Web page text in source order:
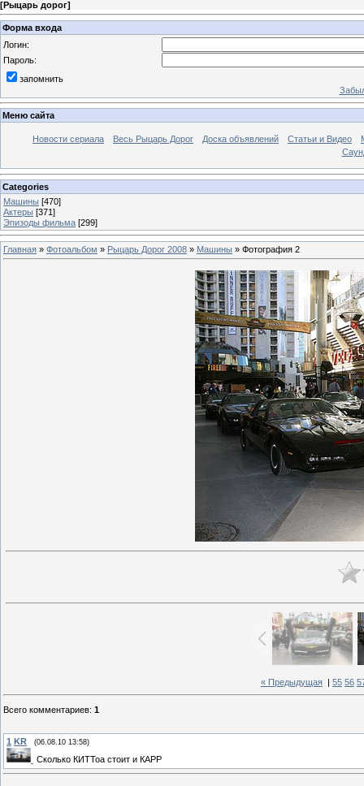
[Рыцарь дорог]
Форма входа
Логин:
Пароль:
запомнить
Меню сайта
Новости сериала Весь Рыцарь Дорог Доска объявлений Статьи и Видео
Categories
Машины [470]
Актеры [371]
Эпизоды фильма [299]
Главная » Фотоальбом » Рыцарь Дорог 2008 » Машины » Фотография 2
« Предыдущая 55 56
Всего комментариев: 1
1 KR (06.08.10 13:58)
Сколько КИТТоа стоит и КАРР